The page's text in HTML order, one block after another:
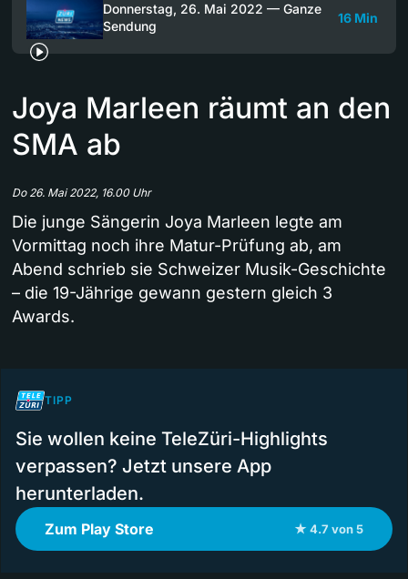
Donnerstag, 26. Mai 2022 — Ganze
Sendung
16 Min
Joya Marleen räumt an den
SMA ab
Do 26. Mai 2022, 16.00 Uhr
Die junge Sängerin Joya Marleen legte am
Vormittag noch ihre Matur-Prüfung ab, am
Abend schrieb sie Schweizer Musik-Geschichte
– die 19-Jährige gewann gestern gleich 3
Awards.
TIPP
Sie wollen keine TeleZüri-Highlights
verpassen? Jetzt unsere App
herunterladen.
Zum Play Store ★ 4.7 von 5